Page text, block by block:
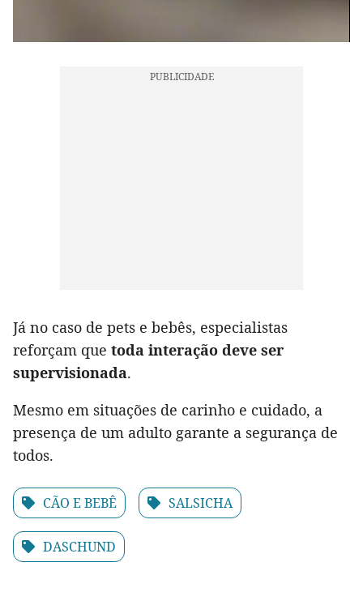
Já no caso de pets e bebês, especialistas
reforçam que toda interação deve ser
supervisionada.
Mesmo em situações de carinho e cuidado, a
presença de um adulto garante a segurança de
todos.
CÃO E BEBÊ SALSICHA
DASCHUND